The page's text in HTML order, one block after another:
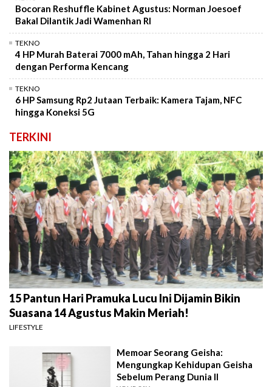
Bocoran Reshuffle Kabinet Agustus: Norman Joesoef
Bakal Dilantik Jadi Wamenhan RI
TEKNO
4 HP Murah Baterai 7000 mAh, Tahan hingga 2 Hari
dengan Performa Kencang
TEKNO
6 HP Samsung Rp2 Jutaan Terbaik: Kamera Tajam, NFC
hingga Koneksi 5G
TERKINI
15 Pantun Hari Pramuka Lucu Ini Dijamin Bikin
Suasana 14 Agustus Makin Meriah!
LIFESTYLE
Memoar Seorang Geisha:
Mengungkap Kehidupan Geisha
Sebelum Perang Dunia II